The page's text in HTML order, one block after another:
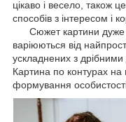
цікаво і весело, також
способів з інтересом і
Сюжет картини дуже
варіюються від
ускладнених з дрібними
Картина по контурах на
формування